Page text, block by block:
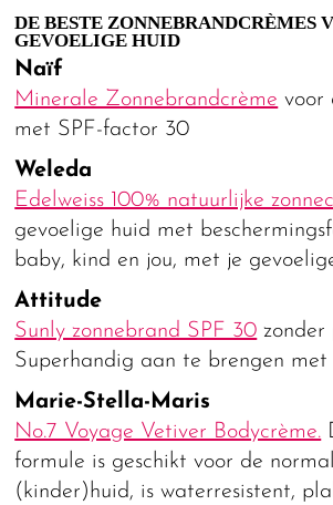
DE BESTE ZONNEBRANDCRÈMES
GEVOELIGE HUID
Naïf
Minerale Zonnebrandcrème voor
met SPF-factor 30
Weleda
Edelweiss 100% natuurlijke
gevoelige huid met
baby, kind en jou, met je
Attitude
Sunly zonnebrand SPF 30 zonder
Superhandig aan te brengen met
Marie-Stella-Maris
No.7 Voyage Vetiver Bodycrème.
formule is geschikt voor de
(kinder)huid, is waterresistent,